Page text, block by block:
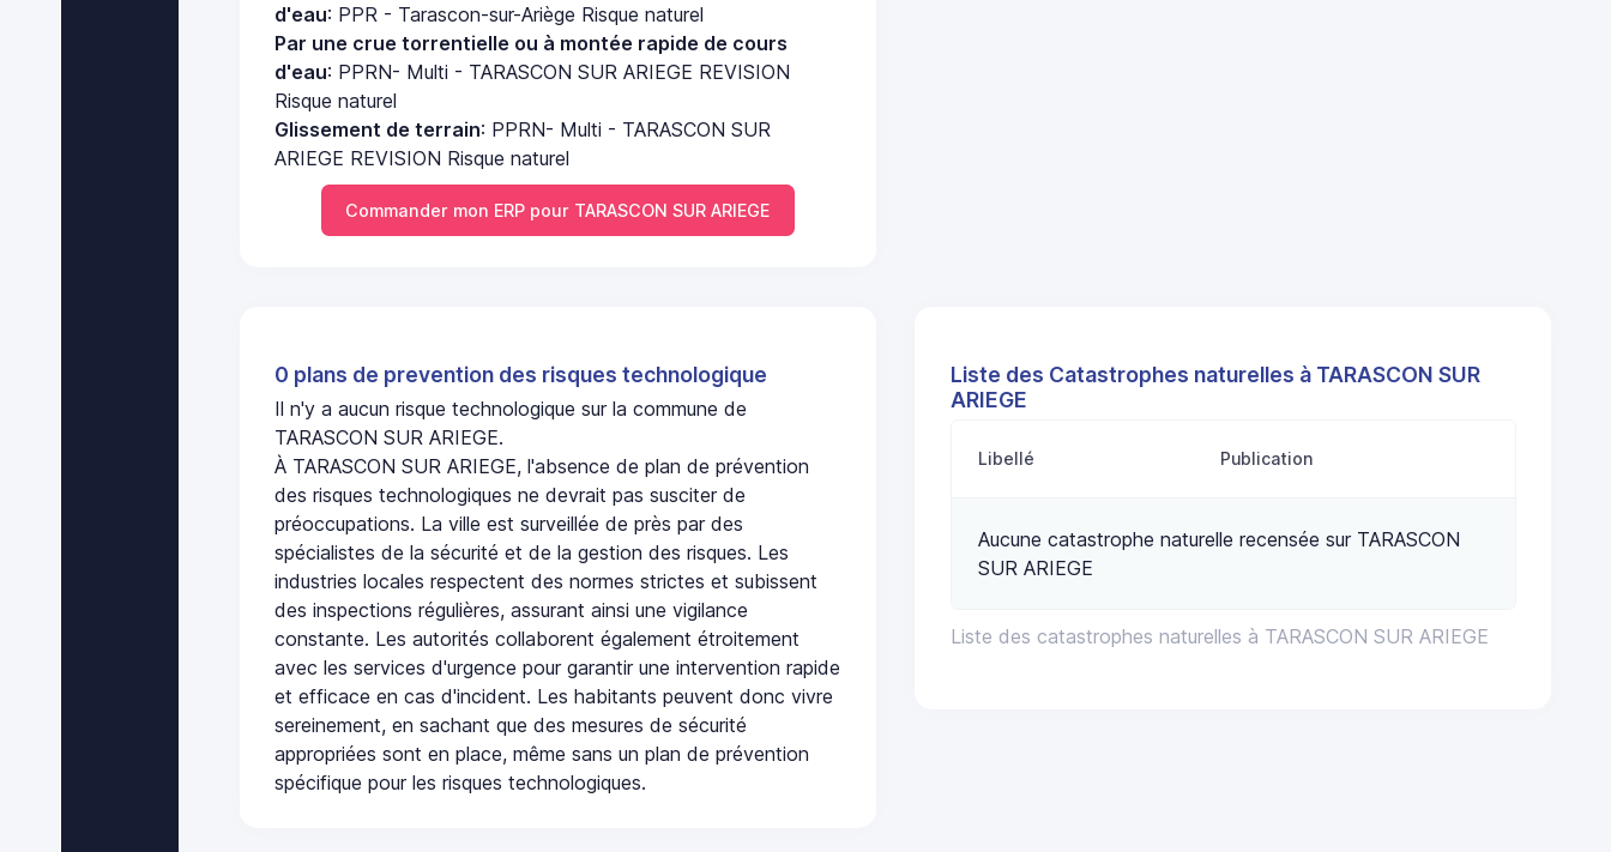
d'eau: PPR - Tarascon-sur-Ariège Risque naturel
Par une crue torrentielle ou à montée rapide de cours
d'eau: PPRN- Multi - TARASCON SUR ARIEGE REVISION
Risque naturel
Glissement de terrain: PPRN- Multi - TARASCON SUR
ARIEGE REVISION Risque naturel
Commander mon ERP pour TARASCON SUR ARIEGE
0 plans de prevention des risques technologique
Il n'y a aucun risque technologique sur la commune de
TARASCON SUR ARIEGE.
À TARASCON SUR ARIEGE, l'absence de plan de prévention
des risques technologiques ne devrait pas susciter de
préoccupations. La ville est surveillée de près par des
spécialistes de la sécurité et de la gestion des risques. Les
industries locales respectent des normes strictes et subissent
des inspections régulières, assurant ainsi une vigilance
constante. Les autorités collaborent également étroitement
avec les services d'urgence pour garantir une intervention rapide
et efficace en cas d'incident. Les habitants peuvent donc vivre
sereinement, en sachant que des mesures de sécurité
appropriées sont en place, même sans un plan de prévention
spécifique pour les risques technologiques.
Liste des Catastrophes naturelles à TARASCON SUR
ARIEGE
Liste des catastrophes naturelles à TARASCON SUR ARIEGE
Libellé Publication
Aucune catastrophe naturelle recensée sur TARASCON
SUR ARIEGE